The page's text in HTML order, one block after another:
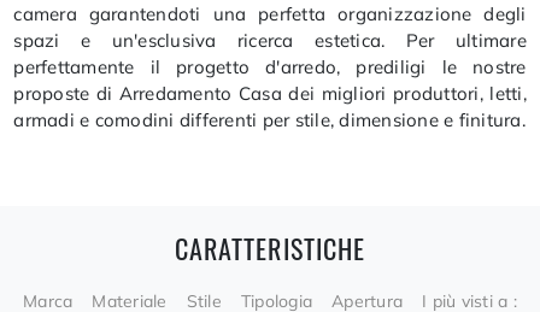
camera garantendoti una perfetta organizzazione degli
spazi e un'esclusiva ricerca estetica. Per ultimare
perfettamente il progetto d'arredo, prediligi le nostre
proposte di Arredamento Casa dei migliori produttori, letti,
armadi e comodini differenti per stile, dimensione e finitura.
CARATTERISTICHE
Marca Materiale Stile Tipologia Apertura I più visti a :